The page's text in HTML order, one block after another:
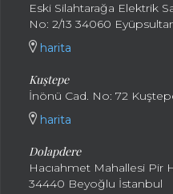
Eski Silahtarağa Elektrik
No: 2/13 34060
harita
Kuştepe
İnönü Cad. No: 72
harita
Dolapdere
Hacıahmet Mahallesi Pir
34440 Beyoğlu İstanbul